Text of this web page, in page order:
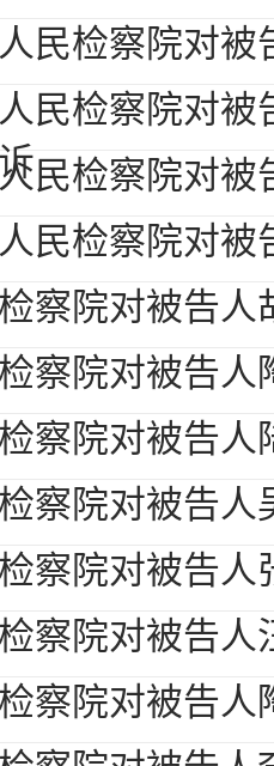
民检察院对被
民检察院对被
民检察院对被
民检察院对被
察院对被告人
察院对被告人
察院对被告人
察院对被告人
察院对被告人
察院对被告人
察院对被告人